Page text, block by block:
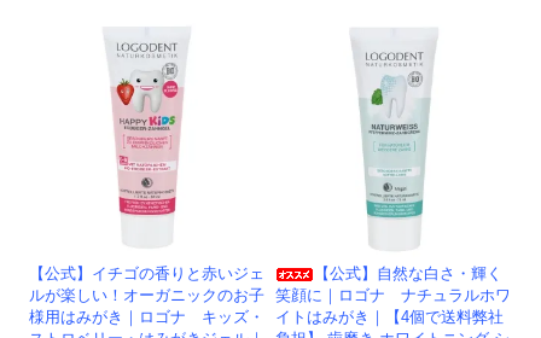
【公式】イチゴの香りと赤いジェ
ルが楽しい！オーガニックのお子
様用はみがき｜ロゴナ キッズ・
【公式】自然な白さ・輝く
笑顔に｜ロゴナ ナチュラルホワ
イトはみがき｜【4個で送料弊社